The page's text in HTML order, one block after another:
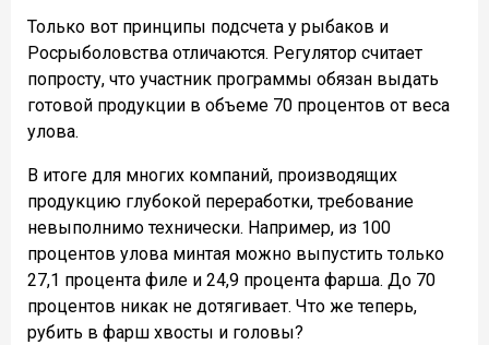
Только вот принципы подсчета у рыбаков и
Росрыболовства отличаются. Регулятор считает
попросту, что участник программы обязан выдать
готовой продукции в объеме 70 процентов от веса
улова.
В итоге для многих компаний, производящих
продукцию глубокой переработки, требование
невыполнимо технически. Например, из 100
процентов улова минтая можно выпустить только
27,1 процента филе и 24,9 процента фарша. До 70
процентов никак не дотягивает. Что же теперь,
рубить в фарш хвосты и головы?